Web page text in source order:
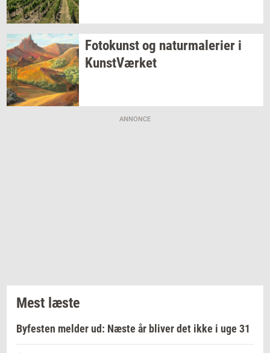
Fo­to­kunstog na­tur­ma­le­ri­er i
Kunst­Vær­ket
ANNONCE
Mest læste
Byfesten melder ud: Næste år bliver det ikke i uge 31